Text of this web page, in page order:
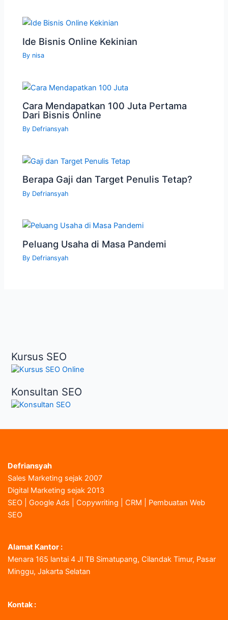
Ide Bisnis Online Kekinian
By nisa
Cara Mendapatkan 100 Juta Pertama
Dari Bisnis Online
By Defriansyah
Berapa Gaji dan Target Penulis Tetap?
By Defriansyah
Peluang Usaha di Masa Pandemi
By Defriansyah
Kursus SEO
Konsultan SEO
Defriansyah
Sales Marketing sejak 2007
Digital Marketing sejak 2013
SEO | Google Ads | Copywriting | CRM | Pembuatan Web
SEO
Alamat Kantor :
Menara 165 lantai 4 Jl TB Simatupang, Cilandak Timur, Pasar
Minggu, Jakarta Selatan
Kontak :